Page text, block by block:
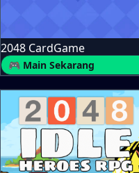
2048 CardGame
🎮 Main Sekarang